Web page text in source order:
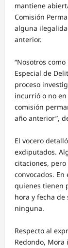
mantiene
Comisión
alguna
anterior.
“Nosotros
Especial de
proceso
incurrió o no
comisión
año anterior”,
El vocero
exdiputados.
citaciones,
convocados.
quienes tienen
hora y fecha
ninguna.
Respecto al
Redondo,